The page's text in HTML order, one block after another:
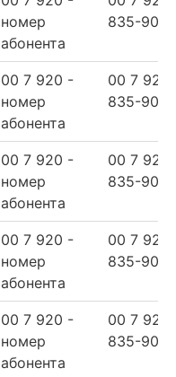
номер
абонента
835-90-
00 7 920 -
номер
абонента
00 7 920
835-90-
00 7 920 -
номер
абонента
00 7 920
835-90-
00 7 920 -
номер
абонента
00 7 920
835-90-
00 7 920 -
номер
абонента
00 7 920
835-90-